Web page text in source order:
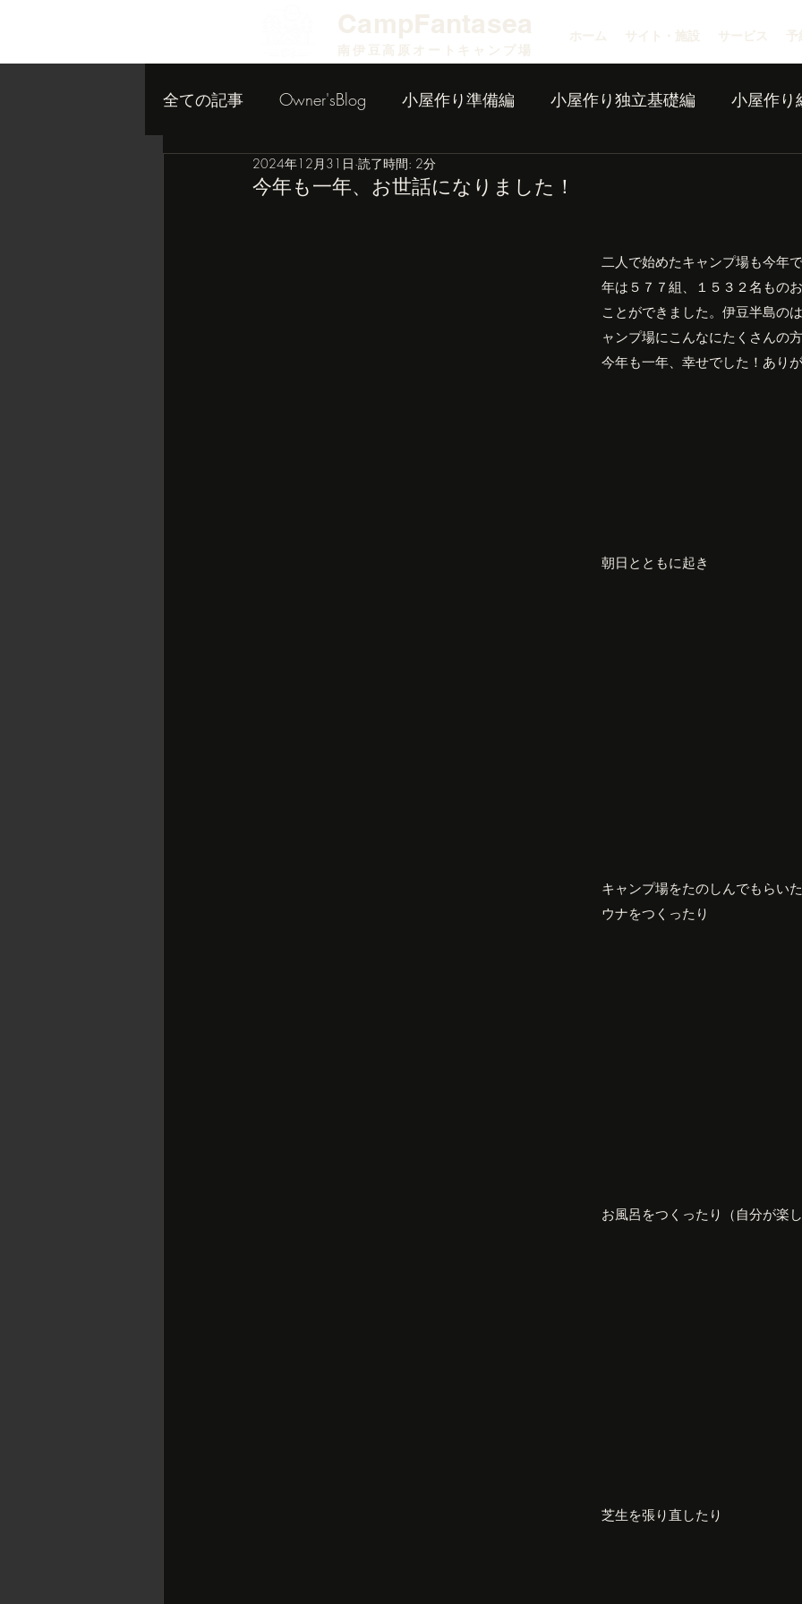
​CampFantasea ホーム サイト・施設 サービス 予
南伊豆高原オートキャンプ場
全ての記事 Owner'sBlog 小屋作り準備編 小屋作り独立基礎編 小屋作り
小屋作り内装編
今年も一年、お世話になりました！
2024年12月31日 読了時間: 2分
二人で始めたキャンプ場も今年
年は５７７組、１５３２名もの
ことができました。伊豆半島の
ャンプ場にこんなにたくさんの
今年も一年、幸せでした！あり
朝日とともに起き
キャンプ場をたのしんでもらい
ウナをつくったり
お風呂をつくったり（自分が楽
芝生を張り直したり